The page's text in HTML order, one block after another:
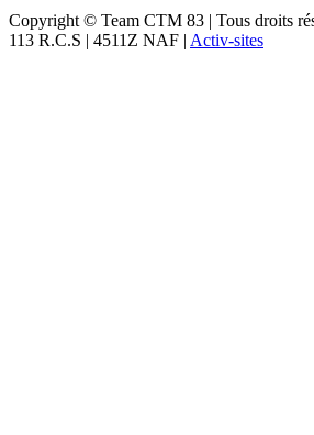
Copyright © Team CTM 83 | Tous droits
113 R.C.S | 4511Z NAF | Activ-sites